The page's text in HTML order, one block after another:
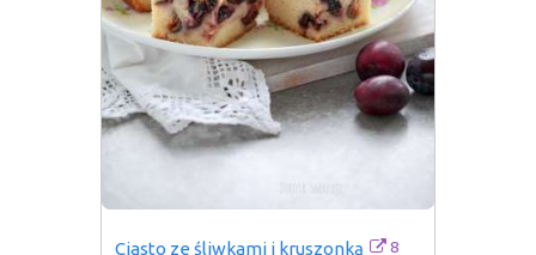
Ciasto ze śliwkami i kruszonką 8